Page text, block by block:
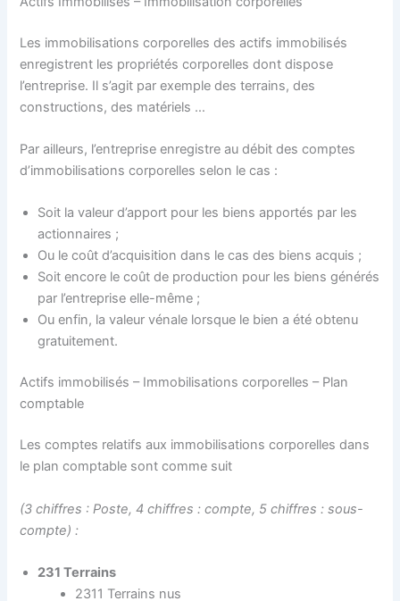
Les immobilisations corporelles des actifs immobilisés
enregistrent les propriétés corporelles dont dispose
l’entreprise. Il s’agit par exemple des terrains, des
constructions, des matériels …
Par ailleurs, l’entreprise enregistre au débit des comptes
d’immobilisations corporelles selon le cas :
Soit la valeur d’apport pour les biens apportés par les
actionnaires ;
Ou le coût d’acquisition dans le cas des biens acquis ;
Soit encore le coût de production pour les biens générés
par l’entreprise elle-même ;
Ou enfin, la valeur vénale lorsque le bien a été obtenu
gratuitement.
Actifs immobilisés – Immobilisations corporelles – Plan
comptable
Les comptes relatifs aux immobilisations corporelles dans
le plan comptable sont comme suit
(3 chiffres : Poste, 4 chiffres : compte, 5 chiffres : sous-
compte) :
231 Terrains
2311 Terrains nus